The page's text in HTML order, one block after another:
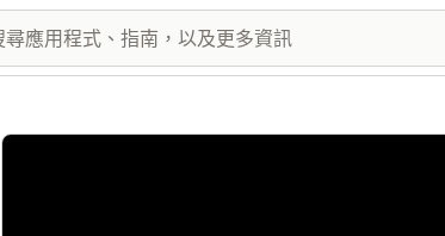
主要圖片圖庫